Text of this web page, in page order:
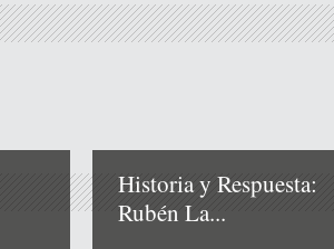
Historia y Respuesta:
Rubén La...